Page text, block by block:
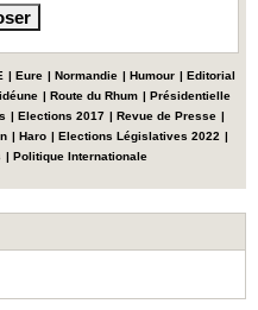
| Eure | Normandie | Humour | Editorial
| Route du Rhum | Présidentielle
| Elections 2017 | Revue de Presse |
| Haro | Elections Législatives 2022 |
| Politique Internationale